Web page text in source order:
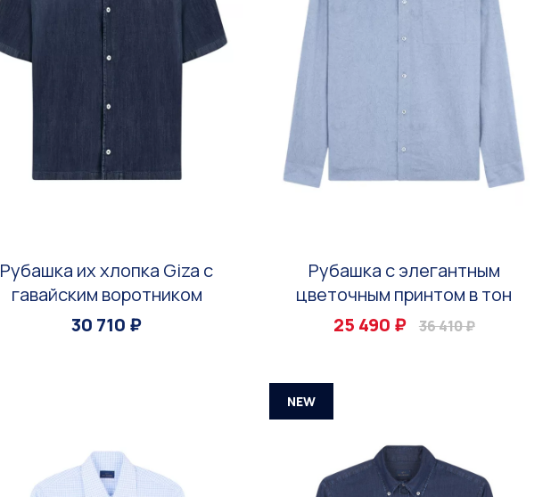
Рубашка их хлопка Giza с
гавайским воротником
30 710 ₽
Рубашка с элегантным
цветочным принтом в тон
25 490 ₽
36 410 ₽
NEW